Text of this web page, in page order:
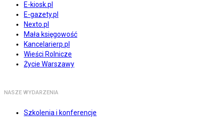
E-kiosk.pl
E-gazety.pl
Nexto.pl
Mała księgowość
Kancelarierp.pl
Wieści Rolnicze
Życie Warszawy
NASZE WYDARZENIA
Szkolenia i konferencje